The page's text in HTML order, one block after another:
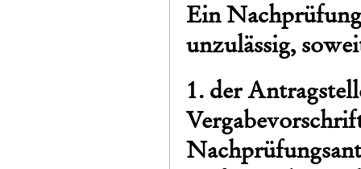
Ein
unzulässig,
1. der